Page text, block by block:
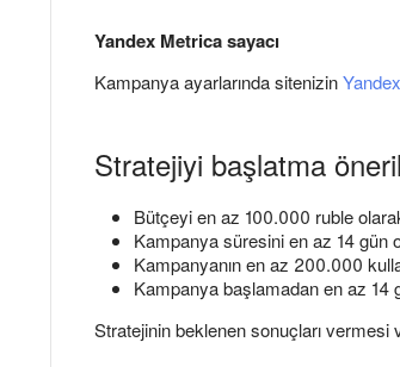
Yandex Metrica sayacı
Kampanya ayarlarında sitenizin
Stratejiyi başlatma
Bütçeyi en az 100.000 ruble
Kampanya süresini en az 14 gün
Kampanyanın en az 200.000
Kampanya başlamadan en az 14
Stratejinin beklenen sonuçları vermesi